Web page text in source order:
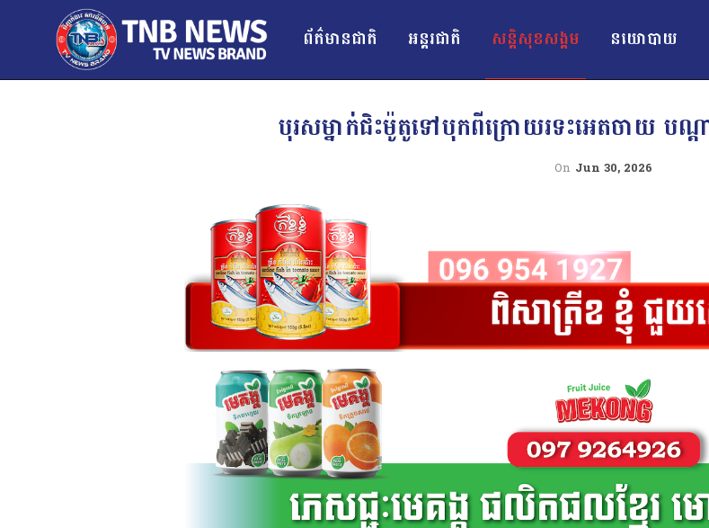
ព័ត៌មានជាតិ អន្ដរជាតិ សន្តិសុខសង្គម នយោបាយ
បុរសម្នាក់ជិះម៉ូតូទៅបុកពីក្រោយរទះអេតចាយ បណ្ត
On Jun 30, 2026